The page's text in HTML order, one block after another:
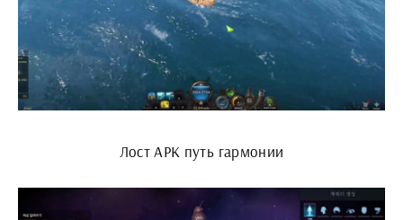
Лост АРК путь гармонии